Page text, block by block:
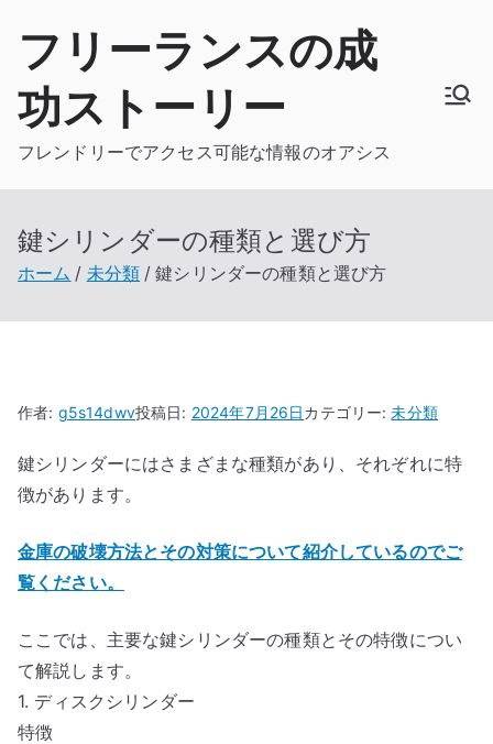
フリーランスの成
功ストーリー
フレンドリーでアクセス可能な情報のオアシス
鍵シリンダーの種類と選び方
ホーム 未分類 鍵シリンダーの種類と選び方
作者: g5s14dwv投稿日: 2024年7月26日カテゴリー:未分類
鍵シリンダーにはさまざまな種類があり、それぞれに特
徴があります。
金庫の破壊方法とその対策について紹介しているのでご
覧ください。
ここでは、主要な鍵シリンダーの種類とその特徴につい
て解説します。
1. ディスクシリンダー
特徴